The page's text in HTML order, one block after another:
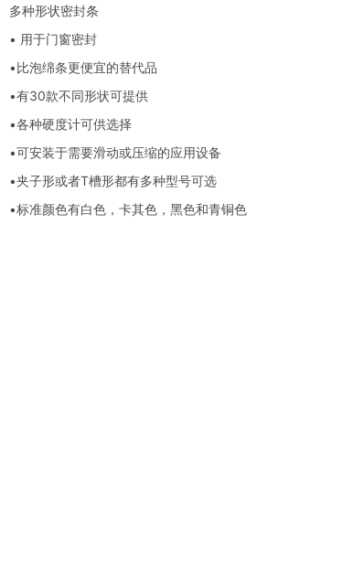
多种形状密封条
• 用于门窗密封
•比泡绵条更便宜的替代品
•有30款不同形状可提供
•各种硬度计可供选择
•可安装于需要滑动或压缩的应用设备
•夹子形或者T槽形都有多种型号可选
•标准颜色有白色，卡其色，黑色和青铜色